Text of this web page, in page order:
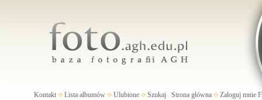
Kontakt Lista albumów Ulubione Szukaj Strona główna Zaloguj mnie